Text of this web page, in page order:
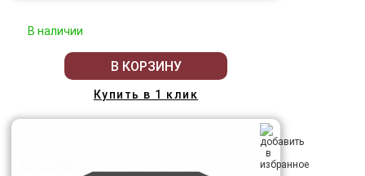
В наличии
В КОРЗИНУ
Купить в 1 клик